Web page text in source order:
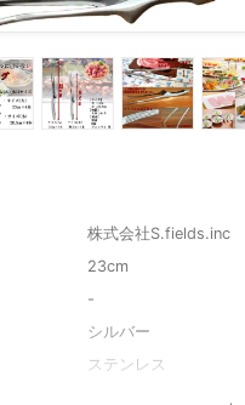
株式会社S.fields.inc
23cm
-
シルバー
ステンレス